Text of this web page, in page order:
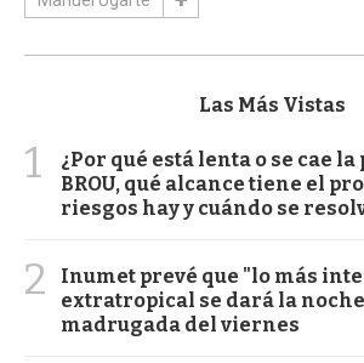
Las Más Vistas
1
¿Por qué está lenta o se cae
BROU, qué alcance tiene el
riesgos hay y cuándo se
2
Inumet prevé que "lo más
extratropical se dará la
madrugada del viernes